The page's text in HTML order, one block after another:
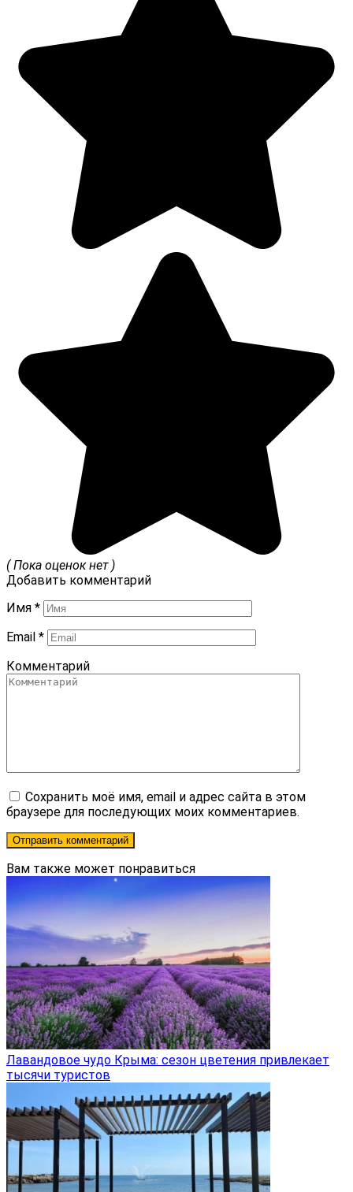
( Пока оценок нет )
Добавить комментарий
Имя *
Email *
Комментарий
Сохранить моё имя, email и адрес сайта в этом
браузере для последующих моих комментариев.
Вам также может понравиться
Лавандовое чудо Крыма: сезон цветения привлекает
тысячи туристов